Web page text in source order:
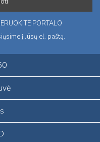
PORTALO
į Jūsų el. paštą.